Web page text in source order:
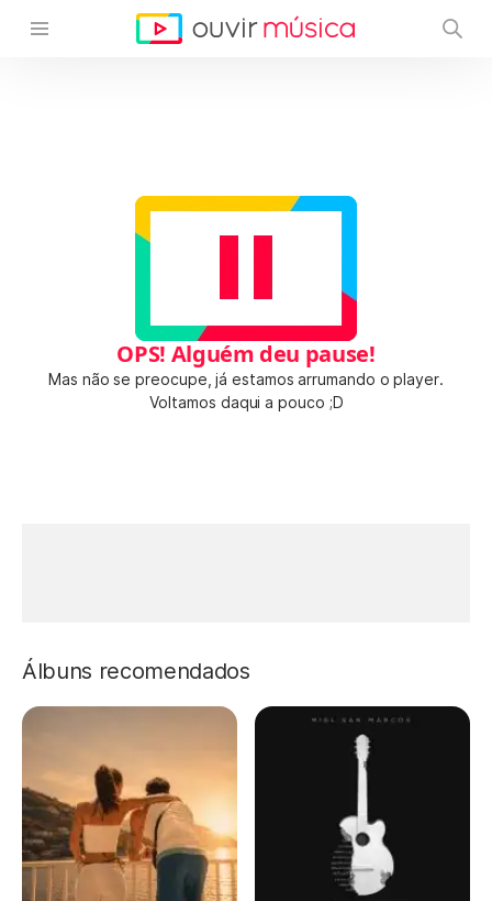
OPS! Alguém deu pause!
Mas não se preocupe, já estamos arrumando o player.
Voltamos daqui a pouco ;D
Álbuns recomendados